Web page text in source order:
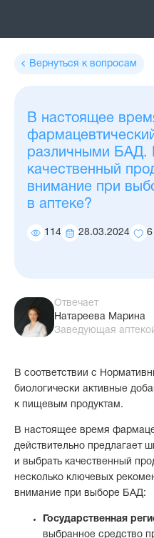
Вернуться к вопросам
В настоящее
различными БАД.
качественный
внимание при
в аптеке?
Количество
114
Дата
28.03.2024 6
В соответствии с
биологически активные
к пищевым продуктам.
В настоящее время
действительно предлагает
и выбрать качественный
несколько ключевых
внимание при выборе БАД:
Государственная
выбранное средство
Отвечает
Натареева Марина
Заведующая